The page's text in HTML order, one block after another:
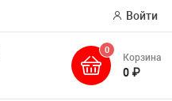
Войти
0
Корзина
0 ₽